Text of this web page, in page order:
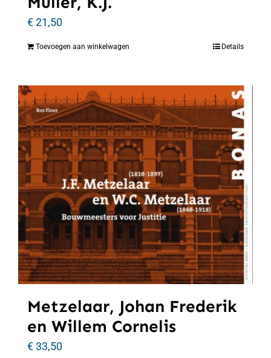
€21,50
Toevoegen aan winkelwagen Details
Metzelaar, Johan Frederik
en Willem Cornelis
€33,50